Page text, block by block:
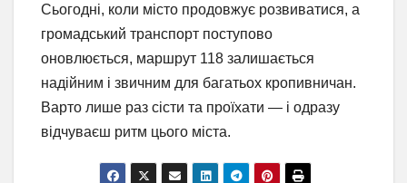
Сьогодні, коли місто продовжує розвиватися, а
громадський транспорт поступово
оновлюється, маршрут 118 залишається
надійним і звичним для багатьох кропивничан.
Варто лише раз сісти та проїхати — і одразу
відчуваєш ритм цього міста.